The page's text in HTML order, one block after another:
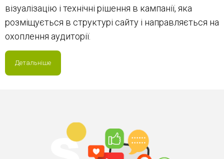
візуалізацію і технічні рішення в кампанії, яка
розміщується в структурі сайту і направляється на
охоплення аудиторії.
Детальніше